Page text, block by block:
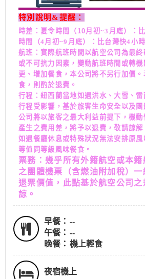
特別說明&提醒：
時差：夏令時間（10 月初~3 月底）：
時間（4月初~9月底）：比台灣快4小時
航班：實際航班時間以航空公司為最終
或不可抗力因素，變動航班時間或轉
更、增加餐食，本公司將不另行加價
食，則酌於退費。
行程：紐西蘭當地如遇洪水、大雪、
行程受影響，基於旅客生命安全以及團
公司將以旅客之最大利益前提下，機
產生之費用差，將予以退費，敬請諒解
如遇餐廳休息或特殊狀況無法安排原風
等值同等級風味餐食。
票務：幾乎所有外籍航空或本
之團體機票（含燃油附加稅）
退票價值，此點基於航空公司之
諒。
早餐： --
午餐： --
晚餐： 機上輕食
夜宿機上